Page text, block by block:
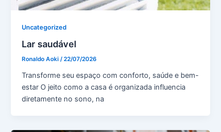
Uncategorized
Lar saudável
Ronaldo Aoki/22/07/2026
Transforme seu espaço com conforto, saúde e bem-
estar O jeito como a casa é organizada influencia
diretamente no sono, na